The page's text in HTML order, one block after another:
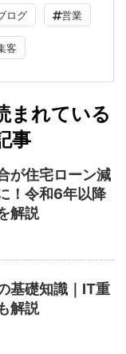
ログ 営業
客
まれている
事
が住宅ローン減
！令和6年以降
解説
基礎知識｜IT重
解説